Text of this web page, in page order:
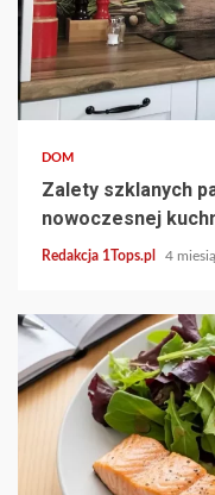
4 min read
DOM
Zalety szklanych
nowoczesnej
Redakcja 1Tops.pl 4